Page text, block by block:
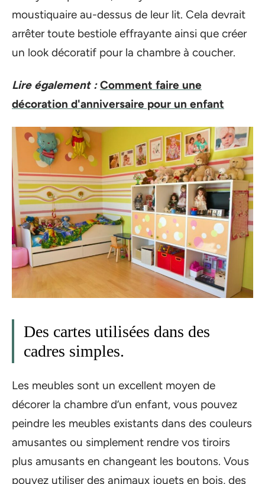
moustiquaire au-dessus de leur lit. Cela devrait
arrêter toute bestiole effrayante ainsi que créer
un look décoratif pour la chambre à coucher.
Lire également : Comment faire une
décoration d'anniversaire pour un enfant
Des cartes utilisées dans des
cadres simples.
Les meubles sont un excellent moyen de
décorer la chambre d’un enfant, vous pouvez
peindre les meubles existants dans des couleurs
amusantes ou simplement rendre vos tiroirs
plus amusants en changeant les boutons. Vous
pouvez utiliser des animaux jouets en bois, des